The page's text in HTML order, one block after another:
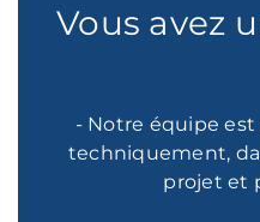
Vous avez
- Notre équipe est
techniquement,
projet et